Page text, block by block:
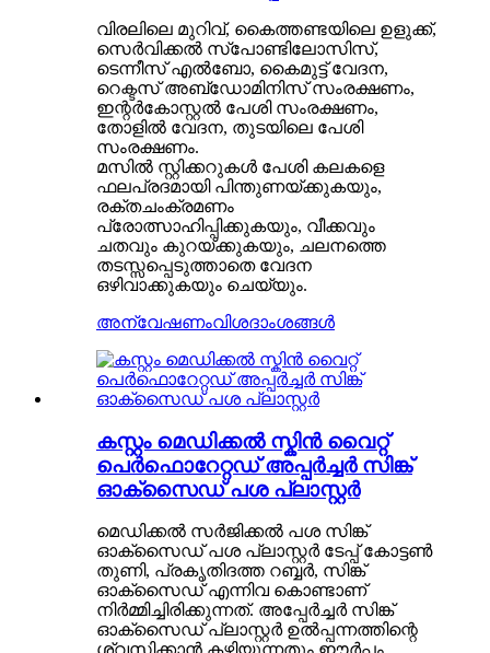
വിരലിലെ മുറിവ്, കൈത്തണ്ടയിലെ ഉളുക്ക്,
സെർവിക്കൽ സ്പോണ്ടിലോസിസ്,
ടെന്നീസ് എൽബോ, കൈമുട്ട് വേദന,
റെക്ടസ് അബ്ഡോമിനിസ് സംരക്ഷണം,
ഇന്റർകോസ്റ്റൽ പേശി സംരക്ഷണം,
തോളിൽ വേദന, തുടയിലെ പേശി
സംരക്ഷണം.
മസിൽ സ്റ്റിക്കറുകൾ പേശി കലകളെ
ഫലപ്രദമായി പിന്തുണയ്ക്കുകയും,
രക്തചംക്രമണം
പ്രോത്സാഹിപ്പിക്കുകയും, വീക്കവും
ചതവും കുറയ്ക്കുകയും, ചലനത്തെ
തടസ്സപ്പെടുത്താതെ വേദന
ഒഴിവാക്കുകയും ചെയ്യും.
അന്വേഷണംവിശദാംശങ്ങൾ
കസ്റ്റം മെഡിക്കൽ സ്കിൻ വൈറ്റ്
പെർഫൊറേറ്റഡ് അപ്പർച്ചർ സിങ്ക്
ഓക്സൈഡ് പശ പ്ലാസ്റ്റർ
മെഡിക്കൽ സർജിക്കൽ പശ സിങ്ക്
ഓക്സൈഡ് പശ പ്ലാസ്റ്റർ ടേപ്പ് കോട്ടൺ
തുണി, പ്രകൃതിദത്ത റബ്ബർ, സിങ്ക്
ഓക്സൈഡ് എന്നിവ കൊണ്ടാണ്
നിർമ്മിച്ചിരിക്കുന്നത്. അപ്പേർച്ചർ സിങ്ക്
ഓക്സൈഡ് പ്ലാസ്റ്റർ ഉൽപ്പന്നത്തിന്റെ